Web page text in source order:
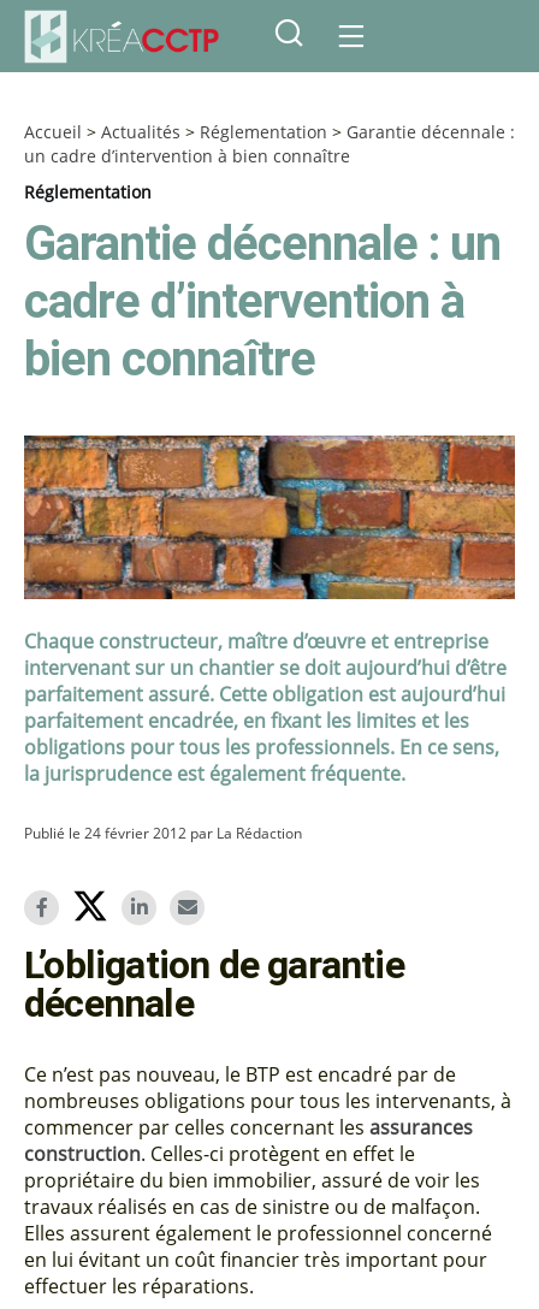
Accueil > Actualités > Réglementation > Garantie décennale :
un cadre d’intervention à bien connaître
Réglementation
Garantie décennale : un
cadre d’intervention à
bien connaître
Chaque constructeur, maître d’œuvre et entreprise
intervenant sur un chantier se doit aujourd’hui d’être
parfaitement assuré. Cette obligation est aujourd’hui
parfaitement encadrée, en fixant les limites et les
obligations pour tous les professionnels. En ce sens,
la jurisprudence est également fréquente.
Publié le 24 février 2012 par La Rédaction
L’obligation de garantie
décennale
Ce n’est pas nouveau, le BTP est encadré par de
nombreuses obligations pour tous les intervenants, à
commencer par celles concernant les assurances
construction. Celles-ci protègent en effet le
propriétaire du bien immobilier, assuré de voir les
travaux réalisés en cas de sinistre ou de malfaçon.
Elles assurent également le professionnel concerné
en lui évitant un coût financier très important pour
effectuer les réparations.